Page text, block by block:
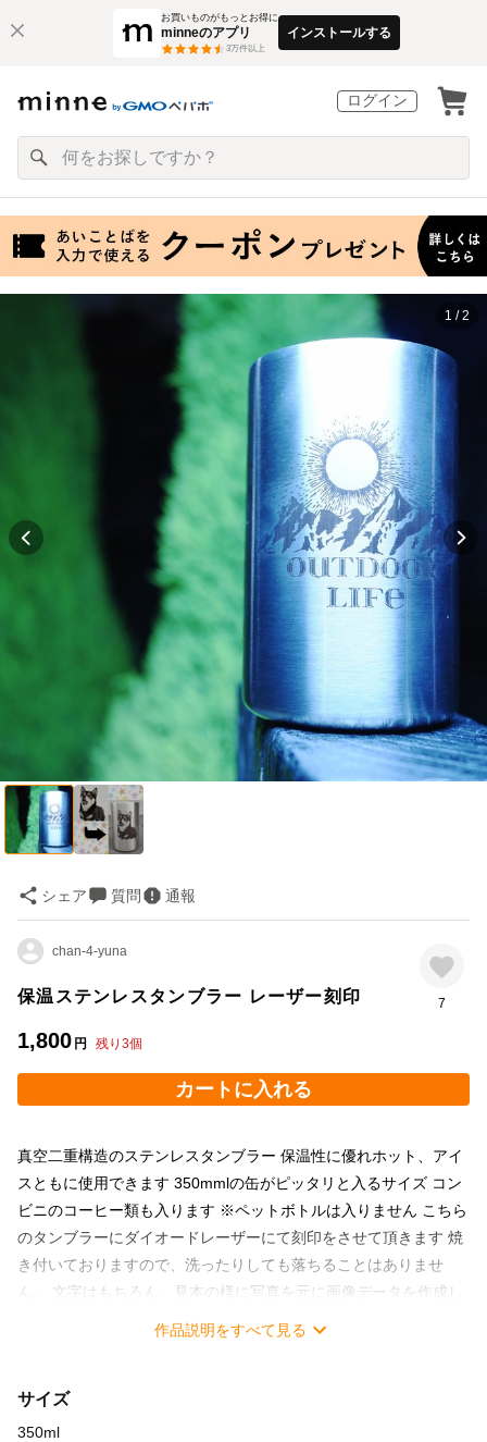
お買いものがもっとお得に
minneのアプリ
3万件以上
インストールする
ログイン
1 / 2
シェア 質問 通報
chan-4-yuna
保温ステンレスタンブラー レーザー刻印
1,800 円 残り 3個
7
カートに入れる
真空二重構造のステンレスタンブラー 保温性に優れホット、アイ
スともに使用できます 350mmlの缶がピッタリと入るサイズ コン
ビニのコーヒー類も入ります ※ペットボトルは入りません こちら
のタンブラーにダイオードレーザーにて刻印をさせて頂きます 焼
き付いておりますので、洗ったりしても落ちることはありませ
ん。 文字はもちろん、見本の様に写真を元に画像データを作成し
刻印する事も可能です お気に入りの写真やお手持ちの画像を刻印
下さい。 価格を抑える為、簡易包装となります。予めご了承下さ
い。 素材...ステンレス オーダーメイド
作品説明をすべて見る
サイズ
350ml